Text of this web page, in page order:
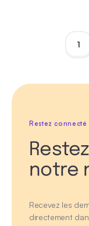
1
Restez connecté
notre
Recevez les
directement